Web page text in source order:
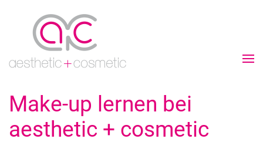
Make-up lernen bei
aesthetic + cosmetic